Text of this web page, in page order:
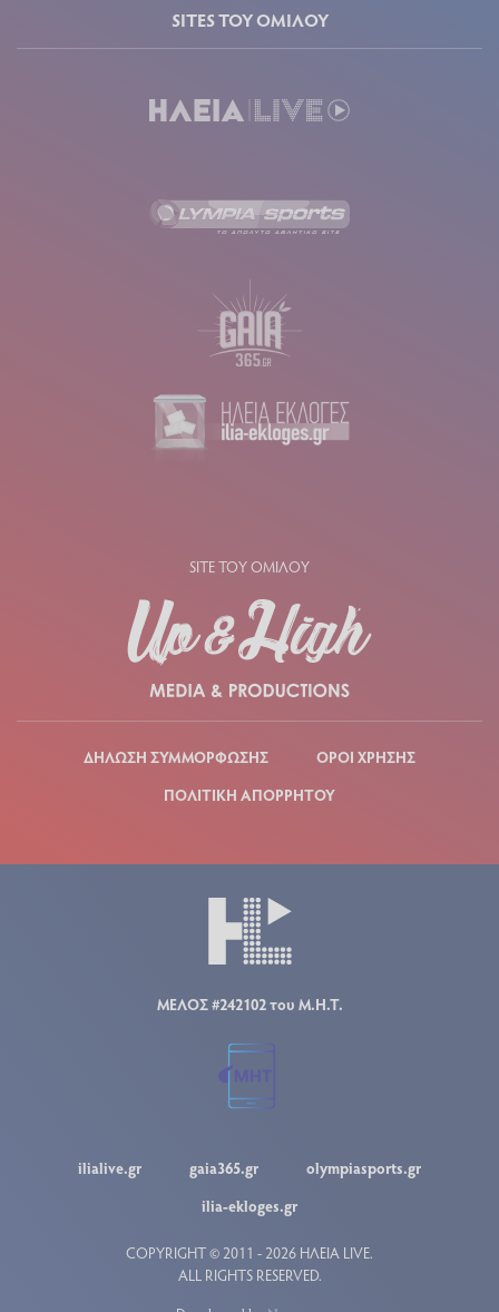
SITES ΤΟΥ ΟΜΙΛΟΥ
SITE ΤΟΥ ΟΜΙΛΟΥ
ΔΗΛΩΣΗ ΣΥΜΜΟΡΦΩΣΗΣ
ΟΡΟΙ ΧΡΗΣΗΣ
ΠΟΛΙΤΙΚΗ ΑΠΟΡΡΗΤΟΥ
ΜΕΛΟΣ #242102 του Μ.Η.Τ.
ilialive.gr gaia365.gr
olympiasports.gr
ilia-ekloges.gr
COPYRIGHT © 2011 - 2026 ΗΛΕΙΑ LIVE.
ALL RIGHTS RESERVED.